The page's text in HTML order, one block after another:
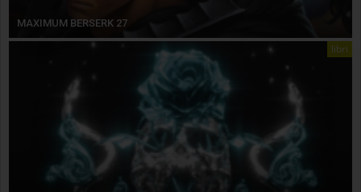
MAXIMUM BERSERK 27
libri